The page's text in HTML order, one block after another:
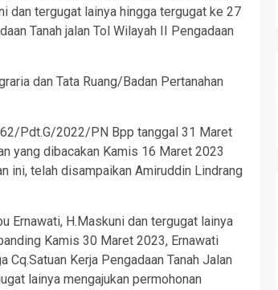
dan tergugat lainya hingga tergugat ke 27
Tanah jalan Tol Wilayah II Pengadaan
dan Tata Ruang/Badan Pertanahan
Pdt.G/2022/PN Bpp tanggal 31 Maret
yang dibacakan Kamis 16 Maret 2023
ini, telah disampaikan Amiruddin Lindrang
Ernawati, H.Maskuni dan tergugat lainya
Kamis 30 Maret 2023, Ernawati
Kerja Pengadaan Tanah Jalan
lainya mengajukan permohonan